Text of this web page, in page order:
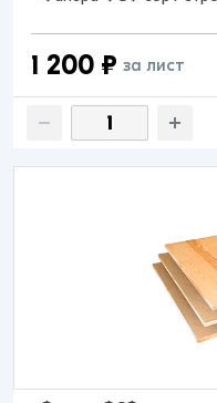
1 200 ₽ за лист